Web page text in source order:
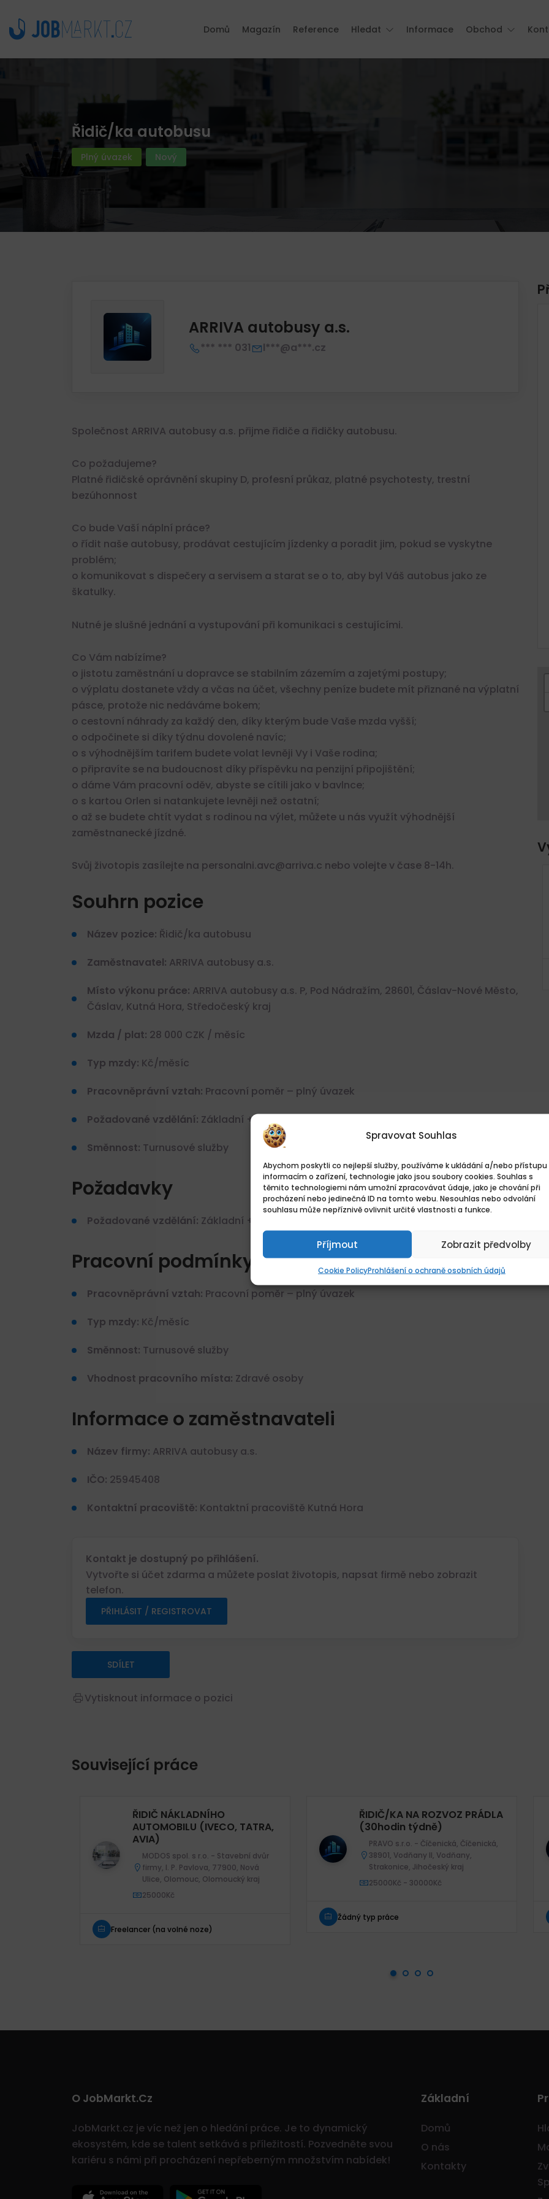
Spravovat Souhlas
Abychom poskytli co nejlepší služby, používáme k ukládání a/nebo přístupu
informacím o zařízení, technologie jako jsou soubory cookies. Souhlas s
těmito technologiemi nám umožní zpracovávat údaje, jako je chování při
procházení nebo jedinečná ID na tomto webu. Nesouhlas nebo odvolání
souhlasu může nepříznivě ovlivnit určité vlastnosti a funkce.
Příjmout Zobrazit předvolby
Cookie PolicyProhlášení o ochraně osobních údajů
Domů Magazín Reference Hledat Informace Obchod
Řidič/ka autobusu
Plný úvazek Nový
ARRIVA autobusy a.s.
*** *** 031 l***@a***.cz
Společnost ARRIVA autobusy a.s. přijme řidiče a řidičky autobusu.
Co požadujeme?
Platné řidičské oprávnění skupiny D, profesní průkaz, platné psychotesty, trestní
bezúhonnost
Co bude Vaší náplní práce?
o řídit naše autobusy, prodávat cestujícím jízdenky a poradit jim, pokud se vyskytne
problém;
o komunikovat s dispečery a servisem a starat se o to, aby byl Váš autobus jako ze
škatulky.
Nutné je slušné jednání a vystupování při komunikaci s cestujícími.
Co Vám nabízíme?
o jistotu zaměstnání u dopravce se stabilním zázemím a zajetými postupy;
o výplatu dostanete vždy a včas na účet, všechny peníze budete mít přiznané na výplatní
pásce, protože nic nedáváme bokem;
o cestovní náhrady za každý den, díky kterým bude Vaše mzda vyšší;
o odpočinete si díky týdnu dovolené navíc;
o s výhodnějším tarifem budete volat levněji Vy i Vaše rodina;
o připravíte se na budoucnost díky příspěvku na penzijní připojištění;
o dáme Vám pracovní oděv, abyste se cítili jako v bavlnce;
o s kartou Orlen si natankujete levněji než ostatní;
o až se budete chtít vydat s rodinou na výlet, můžete u nás využít výhodnější
zaměstnanecké jízdné.
Svůj životopis zasílejte na personalni.avc@arriva.c nebo volejte v čase 8-14h.
Souhrn pozice
Název pozice: Řidič/ka autobusu
Zaměstnavatel: ARRIVA autobusy a.s.
Místo výkonu práce: ARRIVA autobusy a.s. P, Pod Nádražím, 28601, Čáslav-Nové Město,
Čáslav, Kutná Hora, Středočeský kraj
Mzda / plat: 28 000 CZK / měsíc
Typ mzdy: Kč/měsíc
Pracovněprávní vztah: Pracovní poměr – plný úvazek
Požadované vzdělání: Základní + praktická škola
Směnnost: Turnusové služby
Požadavky
Požadované vzdělání: Základní + praktická škola
Pracovní podmínky
Pracovněprávní vztah: Pracovní poměr – plný úvazek
Typ mzdy: Kč/měsíc
Směnnost: Turnusové služby
Vhodnost pracovního místa: Zdravé osoby
Informace o zaměstnavateli
Název firmy: ARRIVA autobusy a.s.
IČO: 25945408
Kontaktní pracoviště: Kontaktní pracoviště Kutná Hora
Kontakt je dostupný po přihlášení.
Vytvořte si účet zdarma a můžete poslat životopis, napsat firmě nebo zobrazit
telefon.
PŘIHLÁSIT / REGISTROVAT
SDÍLET
Vytisknout informace o pozici
– PŘIDEJ SE K NÁM A STAŇ
SE HRDINOU SVÉHO MĚSTA
45.320,- KčKč - 63.440,- KčKč
Související práce
ŘIDIČ NÁKLADNÍHO
AUTOMOBILU (IVECO, TATRA,
AVIA)
MODOS spol. s r.o. - Stavební dvůr
firmy, I. P. Pavlova, 77900, Nová
Ulice, Olomouc, Olomoucký kraj
25000Kč
Freelancer (na volné noze)
ŘIDIČ/KA NA ROZVOZ PRÁDLA
(30hodin týdně)
PRAVO s.r.o. - Číčenická, Číčenická,
38901, Vodňany II, Vodňany,
Strakonice, Jihočeský kraj
25000Kč - 30000Kč
Žádný typ práce
O JobMarkt.cz
JobMarkt.cz je víc než jen o hledání práce. Je to dynamický
ekosystém, kde se talent setkává s příležitostí. Pozvedněte svou
kariéru s námi při procházení nepřeberným množstvím nabídek!
Základní
Domů
O nás
Kontakty